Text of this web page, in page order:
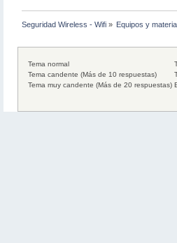
Seguridad Wireless - Wifi » Equipos y
Tema normal
Tema candente (Más de 10 respuestas)
Tema muy candente (Más de 20 respuestas)